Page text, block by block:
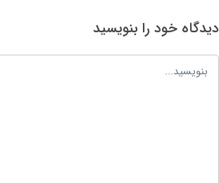
دیدگاه خود را بنویسید